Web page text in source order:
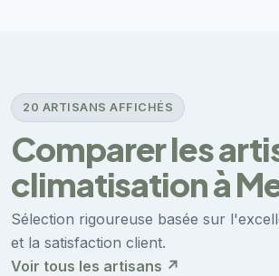
20 ARTISANS AFFICHÉS
Comparer les
climatisation à
Sélection rigoureuse basée sur
et la satisfaction client.
Voir tous les artisans ↗